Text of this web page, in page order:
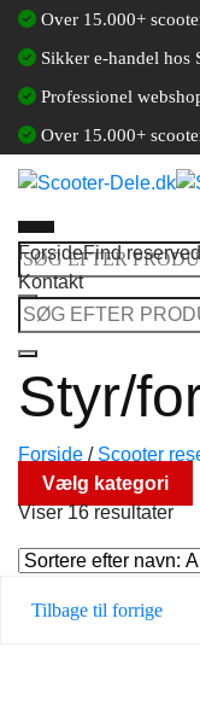
Fortsæt
indhold
Over 15.000+
Sikker e-handel hos
Professionel
Over 15.000+
Søg
efter:
Log ind / Opret en
ForsideFind
Kontakt
Søg
efter:
Styr/
Forside / Scooter
Vælg kategori
Viser 16 resultater
Tilbage til forrige